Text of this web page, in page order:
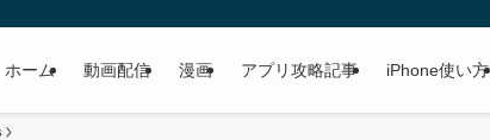
ホーム 動画配信 漫画 アプリ攻略記事 iPhone使い方